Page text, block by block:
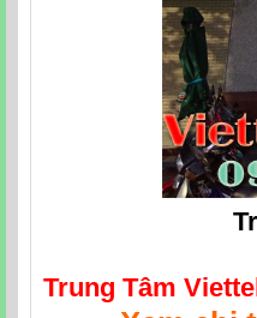
Trung Tâm